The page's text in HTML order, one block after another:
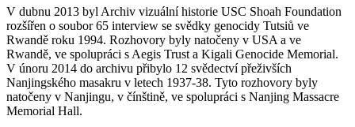
V dubnu 2013 byl Archiv vizuální historie USC Shoah Foundation
rozšířen o soubor 65 interview se svědky genocidy Tutsiů ve
Rwandě roku 1994. Rozhovory byly natočeny v USA a ve
Rwandě, ve spolupráci s Aegis Trust a Kigali Genocide Memorial.
V únoru 2014 do archivu přibylo 12 svědectví přeživších
Nanjingského masakru v letech 1937-38. Tyto rozhovory byly
natočeny v Nanjingu, v čínštině, ve spolupráci s Nanjing Massacre
Memorial Hall.